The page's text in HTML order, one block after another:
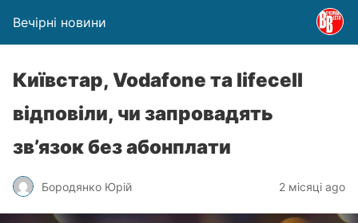
Вечірні новини
Київстар, Vodafone та lifecell
відповіли, чи запровадять
зв’язок без абонплати
Бородянко Юрій 2 місяці ago